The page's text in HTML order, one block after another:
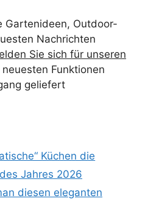
Gartenideen, Outdoor-
Nachrichten
Sie sich für unseren
Funktionen
geliefert
Küchen die
Jahres 2026
diesen eleganten